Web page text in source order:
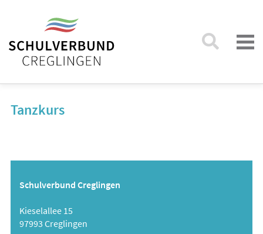
Tanzkurs
Schulverbund Creglingen
Kieselallee 15
97993 Creglingen